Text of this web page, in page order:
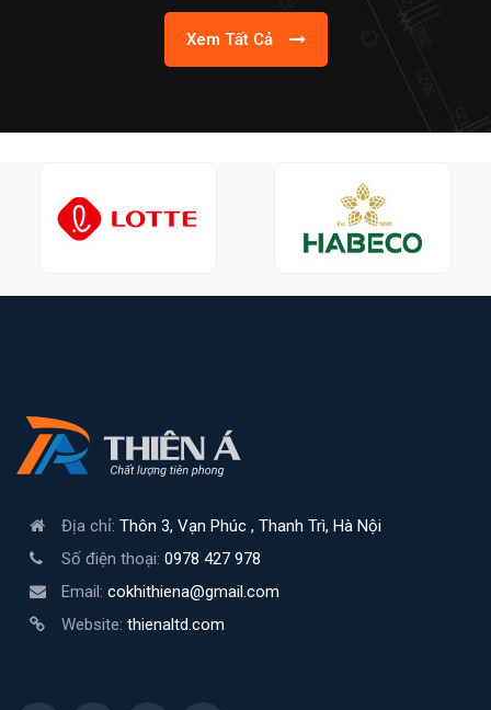
Xem Tất Cả
Địa chỉ: Thôn 3, Vạn Phúc , Thanh Trì, Hà Nội
Số điện thoại: 0978 427 978
Email: cokhithiena@gmail.com
Website: thienaltd.com